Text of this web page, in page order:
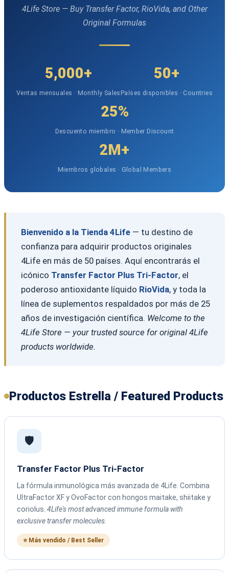
4Life Store — Buy Transfer Factor, RioVida, and Other
Original Formulas
5,000+
Ventas mensuales · Monthly Sales
50+
Países disponibles · Countries
25%
Descuento miembro · Member Discount
2M+
Miembros globales · Global Members
Bienvenido a la Tienda 4Life— tu destino de
confianza para adquirir productos originales
4Life en más de 50 países. Aquí encontrarás el
icónico Transfer Factor Plus Tri-Factor, el
poderoso antioxidante líquido RioVida, y toda la
línea de suplementos respaldados por más de 25
años de investigación científica. Welcome to the
4Life Store — your trusted source for original 4Life
products worldwide.
Productos Estrella / Featured Products
🛡️
Transfer Factor Plus Tri-Factor
La fórmula inmunológica más avanzada de 4Life. Combina
UltraFactor XF y OvoFactor con hongos maitake, shiitake y
coriolus. 4Life's most advanced immune formula with
exclusive transfer molecules.
⭐ Más vendido / Best Seller